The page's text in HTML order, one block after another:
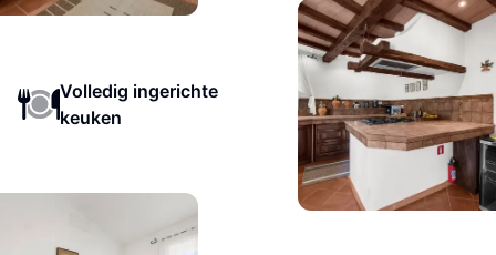
Volledig ingerichte
keuken